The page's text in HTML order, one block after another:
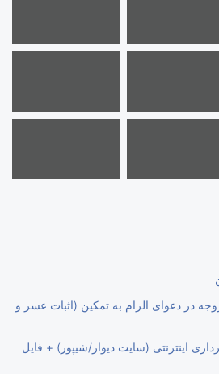
زوجه در دعوای الزام به تمکین (اثبات عسر و
اینترنتی (سایت دیوار/شیپور) + فایل